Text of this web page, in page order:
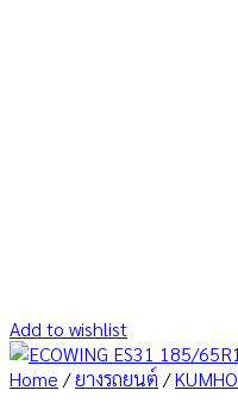
Add to wishlist
Home /ยางรถยนต์ /KUMHO